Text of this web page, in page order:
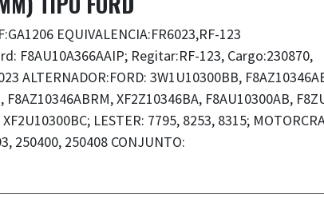
EQUIVALENCIA:FR6023,RF-123
F8AU10A366AAIP; Regitar:RF-123, Cargo:230870,
ALTERNADOR:FORD: 3W1U10300BB,
F8AZ10346ABRM, XF2Z10346BA, F8AU10300AB,
LESTER: 7795, 8253, 8315;
250400, 250408 CONJUNTO: